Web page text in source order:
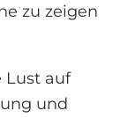
zu zeigen
Lust auf
und